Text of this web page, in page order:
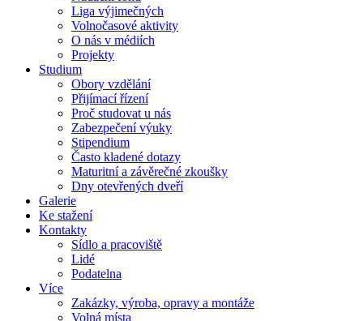
Liga výjimečných
Volnočasové aktivity
O nás v médiích
Projekty
Studium
Obory vzdělání
Přijímací řízení
Proč studovat u nás
Zabezpečení výuky
Stipendium
Často kladené dotazy
Maturitní a závěrečné zkoušky
Dny otevřených dveří
Galerie
Ke stažení
Kontakty
Sídlo a pracoviště
Lidé
Podatelna
Více
Zakázky, výroba, opravy a montáže
Volná místa